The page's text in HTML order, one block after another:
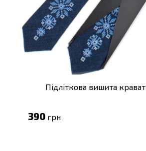
Підліткова вишита
390 грн